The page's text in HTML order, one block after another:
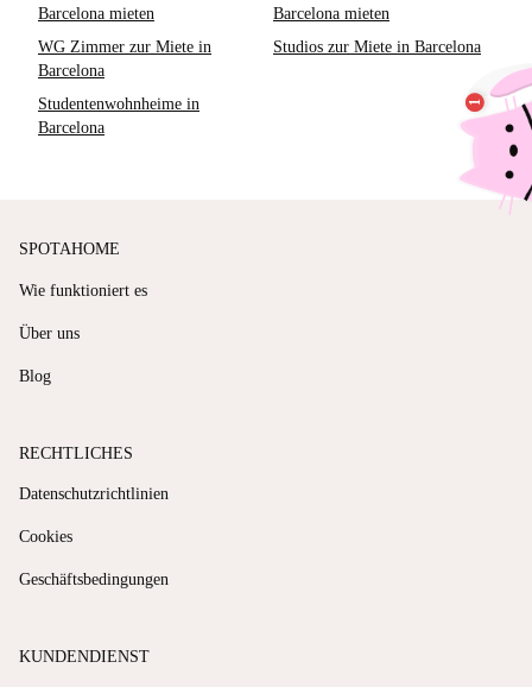
Barcelona mieten
Barcelona mieten
WG Zimmer zur Miete in
Barcelona
Studios zur Miete in Barcelona
Studentenwohnheime in
Barcelona
SPOTAHOME
Wie funktioniert es
Über uns
Blog
RECHTLICHES
Datenschutzrichtlinien
Cookies
Geschäftsbedingungen
KUNDENDIENST